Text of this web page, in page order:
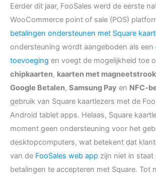
Eerder dit jaar, FooSales werd de eerste
WooCommerce point of sale (POS)
betalingen ondersteunen met Square
ondersteuning wordt aangeboden als een
toevoeging en voegt de mogelijkheid toe
chipkaarten, kaarten met magneetstrook
Google Betalen, Samsung Pay en NFC-
gebruik van Square kaartlezers met de
Android tablet apps. Helaas, Square
moment geen ondersteuning voor het
desktopcomputers, wat betekent dat
van de FooSales web app zijn niet in
betalingen te accepteren met Square. Tot